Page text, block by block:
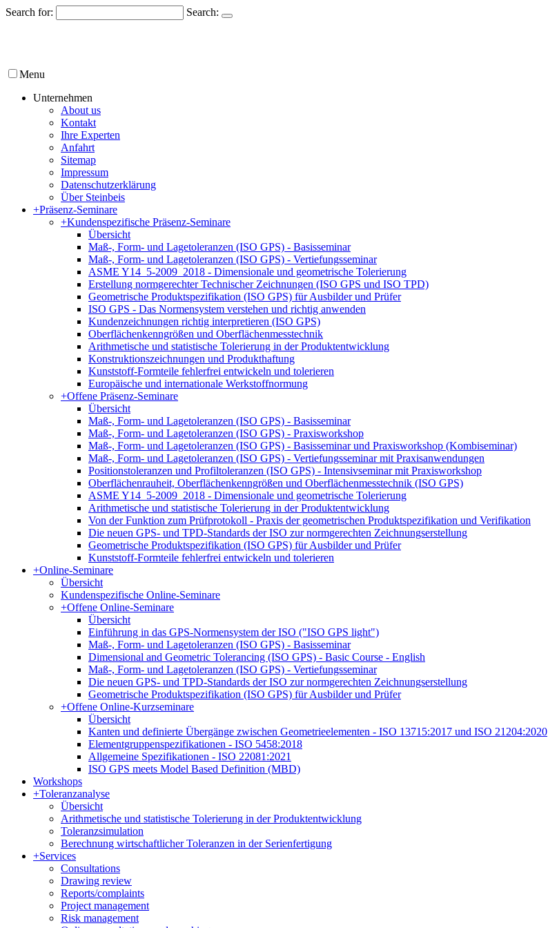
Search for: Search:
Menu
Unternehmen
About us
Kontakt
Ihre Experten
Anfahrt
Sitemap
Impressum
Datenschutzerklärung
Über Steinbeis
+Präsenz-Seminare
+Kundenspezifische Präsenz-Seminare
Übersicht
Maß-, Form- und Lagetoleranzen (ISO GPS) - Basisseminar
Maß-, Form- und Lagetoleranzen (ISO GPS) - Vertiefungsseminar
ASME Y14_5-2009_2018 - Dimensionale und geometrische Tolerierung
Erstellung normgerechter Technischer Zeichnungen (ISO GPS und ISO TPD)
Geometrische Produktspezifikation (ISO GPS) für Ausbilder und Prüfer
ISO GPS - Das Normensystem verstehen und richtig anwenden
Kundenzeichnungen richtig interpretieren (ISO GPS)
Oberflächenkenngrößen und Oberflächenmesstechnik
Arithmetische und statistische Tolerierung in der Produktentwicklung
Konstruktionszeichnungen und Produkthaftung
Kunststoff-Formteile fehlerfrei entwickeln und tolerieren
Europäische und internationale Werkstoffnormung
+Offene Präsenz-Seminare
Übersicht
Maß-, Form- und Lagetoleranzen (ISO GPS) - Basisseminar
Maß-, Form- und Lagetoleranzen (ISO GPS) - Praxisworkshop
Maß-, Form- und Lagetoleranzen (ISO GPS) - Basisseminar und Praxisworkshop (Kombiseminar)
Maß-, Form- und Lagetoleranzen (ISO GPS) - Vertiefungsseminar mit Praxisanwendungen
Positionstoleranzen und Profiltoleranzen (ISO GPS) - Intensivseminar mit Praxisworkshop
Oberflächenrauheit, Oberflächenkenngrößen und Oberflächenmesstechnik (ISO GPS)
ASME Y14_5-2009_2018 - Dimensionale und geometrische Tolerierung
Arithmetische und statistische Tolerierung in der Produktentwicklung
Von der Funktion zum Prüfprotokoll - Praxis der geometrischen Produktspezifikation und Verifikation
Die neuen GPS- und TPD-Standards der ISO zur normgerechten Zeichnungserstellung
Geometrische Produktspezifikation (ISO GPS) für Ausbilder und Prüfer
Kunststoff-Formteile fehlerfrei entwickeln und tolerieren
+Online-Seminare
Übersicht
Kundenspezifische Online-Seminare
+Offene Online-Seminare
Übersicht
Einführung in das GPS-Normensystem der ISO ("ISO GPS light")
Maß-, Form- und Lagetoleranzen (ISO GPS) - Basisseminar
Dimensional and Geometric Tolerancing (ISO GPS) - Basic Course - English
Maß-, Form- und Lagetoleranzen (ISO GPS) - Vertiefungsseminar
Die neuen GPS- und TPD-Standards der ISO zur normgerechten Zeichnungserstellung
Geometrische Produktspezifikation (ISO GPS) für Ausbilder und Prüfer
+Offene Online-Kurzseminare
Übersicht
Kanten und definierte Übergänge zwischen Geometrieelementen - ISO 13715:2017 und ISO 21204:2020
Elementgruppenspezifikationen - ISO 5458:2018
Allgemeine Spezifikationen - ISO 22081:2021
ISO GPS meets Model Based Definition (MBD)
Workshops
+Toleranzanalyse
Übersicht
Arithmetische und statistische Tolerierung in der Produktentwicklung
Toleranzsimulation
Berechnung wirtschaftlicher Toleranzen in der Serienfertigung
+Services
Consultations
Drawing review
Reports/complaints
Project management
Risk management